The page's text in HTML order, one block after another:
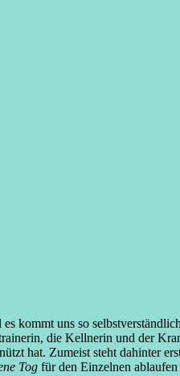
kommt uns so
die Kellnerin und der
hat. Zumeist steht dahinter
Tog für den Einzelnen